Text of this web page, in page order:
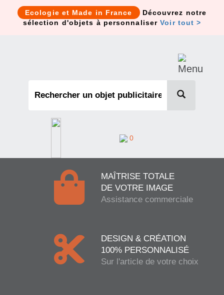
Ecologie et Made in France
Découvrez notre
sélection d'objets à personnaliserVoir tout >
0
MAÎTRISE TOTALE
DE VOTRE IMAGE
Assistance commerciale
DESIGN & CRÉATION
100% PERSONNALISÉ
Sur l'article de votre choix
Cookies management panel